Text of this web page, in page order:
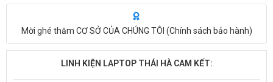
Mời ghé thăm CƠ SỞ CỦA CHÚNG TÔI (Chính sách bảo hành)
LINH KIỆN LAPTOP THÁI HÀ CAM KẾT: